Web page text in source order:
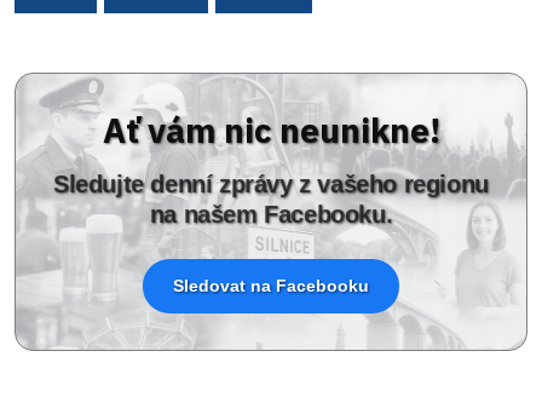
Ať vám nic neunikne!
Sledujte denní zprávy z vašeho regionu
na našem Facebooku.
Sledovat na Facebooku